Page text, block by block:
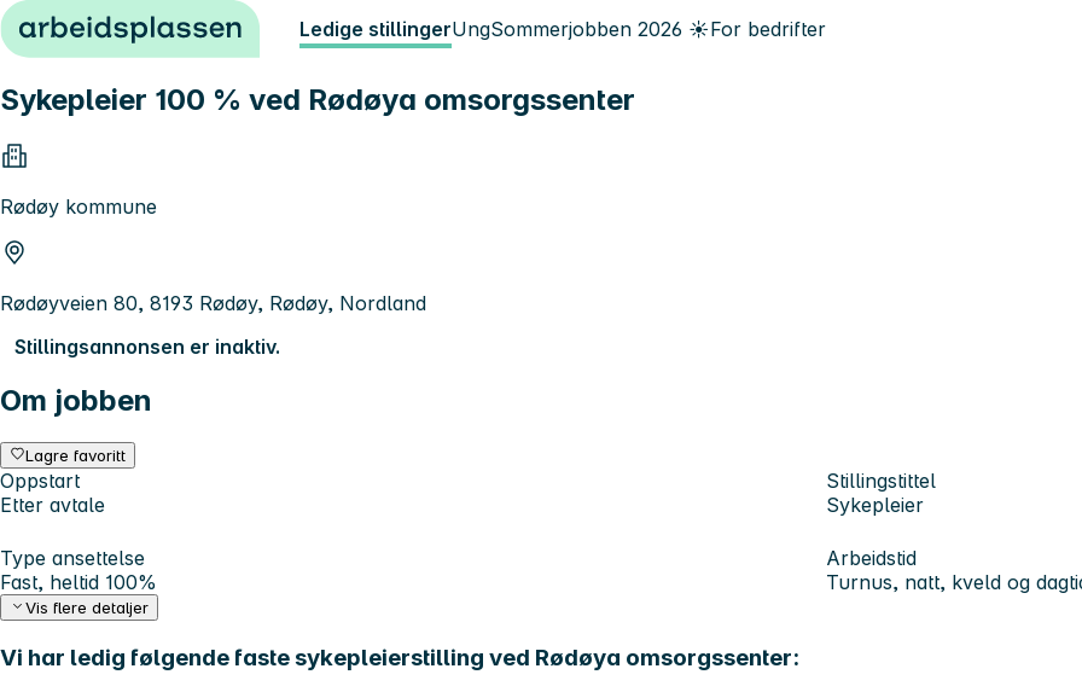
Hopp til innhold Ledige stillingerUngSommerjobben 2026 ☀️For bedrifter
Sykepleier 100 % ved Rødøya omsorgssenter
Rødøy kommune
Rødøyveien 80, 8193 Rødøy, Rødøy, Nordland
Stillingsannonsen er inaktiv.
Om jobben
Lagre favoritt
Oppstart
Etter avtale
Stillingstittel
Sykepleier
Type ansettelse
Fast, heltid 100%
Arbeidstid
Turnus, natt, kveld og
Vis flere detaljer
Vi har ledig følgende faste sykepleierstilling ved Rødøya omsorgssenter: